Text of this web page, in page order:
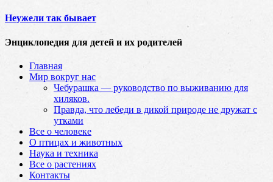
Неужели так бывает
Энциклопедия для детей и их родителей
Главная
Мир вокруг нас
Чебурашка — руководство по выживанию для
хиляков.
Правда, что лебеди в дикой природе не дружат с
утками
Все о человеке
О птицах и животных
Наука и техника
Все о растениях
Контакты